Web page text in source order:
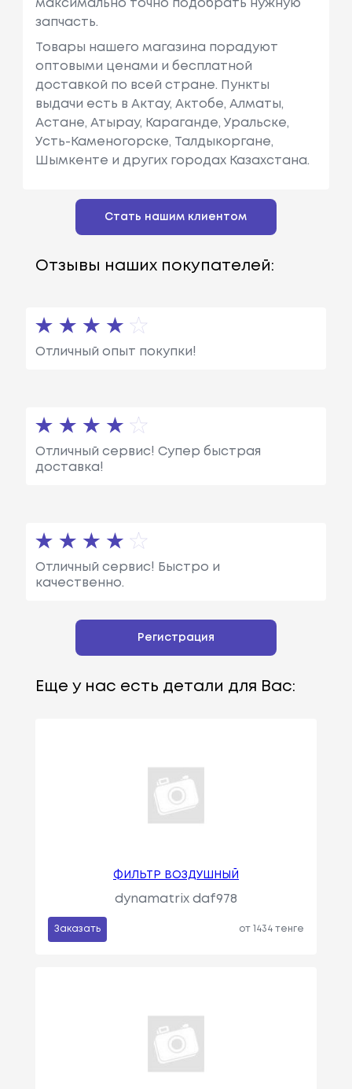
максимально точно подобрать нужную
запчасть.
Товары нашего магазина порадуют
оптовыми ценами и бесплатной
доставкой по всей стране. Пункты
выдачи есть в Актау, Актобе, Алматы,
Астане, Атырау, Караганде, Уральске,
Усть-Каменогорске, Талдыкоргане,
Шымкенте и других городах Казахстана.
Стать нашим клиентом
Отзывы наших покупателей:
Отличный опыт покупки!
Отличный сервис! Супер быстрая
доставка!
Отличный сервис! Быстро и
качественно.
Регистрация
Еще у нас есть детали для Вас:
ФИЛЬТР ВОЗДУШНЫЙ
dynamatrix daf978
Заказать от 1434 тенге